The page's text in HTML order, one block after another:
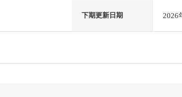
下期更新日期 2026